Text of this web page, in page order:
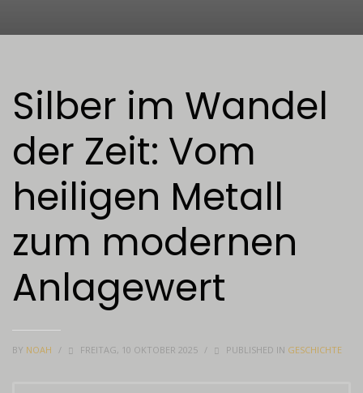
Silber im Wandel
der Zeit: Vom
heiligen Metall
zum modernen
Anlagewert
BY NOAH / FREITAG, 10 OKTOBER 2025 / PUBLISHED IN GESCHICHTE